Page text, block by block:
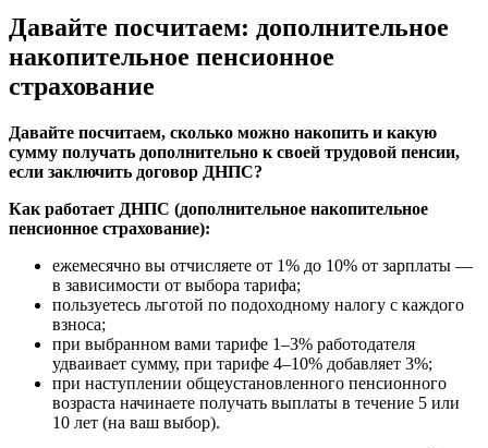
Давайте посчитаем: дополнительное
накопительное пенсионное
страхование
Давайте посчитаем, сколько можно накопить и какую
сумму получать дополнительно к своей трудовой пенсии,
если заключить договор ДНПС?
Как работает ДНПС (дополнительное накопительное
пенсионное страхование):
ежемесячно вы отчисляете от 1% до 10% от зарплаты —
в зависимости от выбора тарифа;
пользуетесь льготой по подоходному налогу с каждого
взноса;
при выбранном вами тарифе 1–3% работодателя
удваивает сумму, при тарифе 4–10% добавляет 3%;
при наступлении общеустановленного пенсионного
возраста начинаете получать выплаты в течение 5 или
10 лет (на ваш выбор).